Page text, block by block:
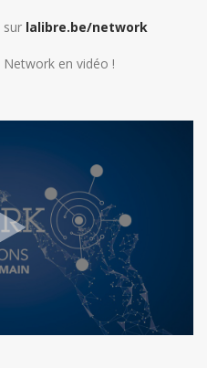
sur lalibre.be/network
Network en vidéo !